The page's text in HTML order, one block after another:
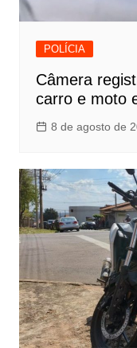
POLÍCIA
Câmera
carro e moto
8 de agosto de